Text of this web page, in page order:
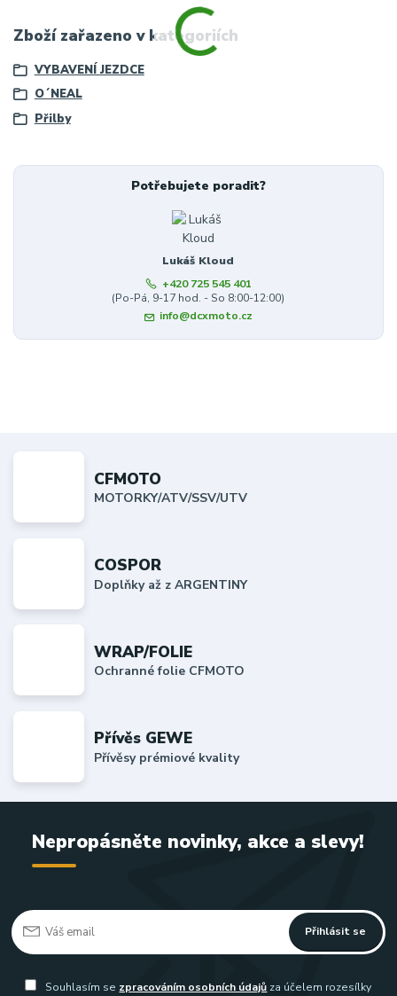
Zboží zařazeno v kategoriích
VYBAVENÍ JEZDCE
O´NEAL
Přilby
Potřebujete poradit?
Lukáš Kloud
+420 725 545 401
(Po-Pá, 9-17 hod. - So 8:00-12:00)
info@dcxmoto.cz
CFMOTO
MOTORKY/ATV/SSV/UTV
COSPOR
Doplňky až z ARGENTINY
WRAP/FOLIE
Ochranné folie CFMOTO
Přívěs GEWE
Přívěsy prémiové kvality
Nepropásněte novinky, akce a slevy!
Přihlásit se
Souhlasím se zpracováním osobních údajů za účelem rozesílky